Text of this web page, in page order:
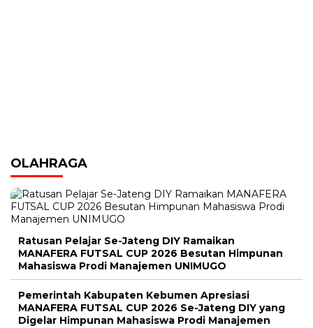
OLAHRAGA
Ratusan Pelajar Se-Jateng DIY Ramaikan
MANAFERA FUTSAL CUP 2026 Besutan Himpunan
Mahasiswa Prodi Manajemen UNIMUGO
Pemerintah Kabupaten Kebumen Apresiasi
MANAFERA FUTSAL CUP 2026 Se-Jateng DIY yang
Digelar Himpunan Mahasiswa Prodi Manajemen